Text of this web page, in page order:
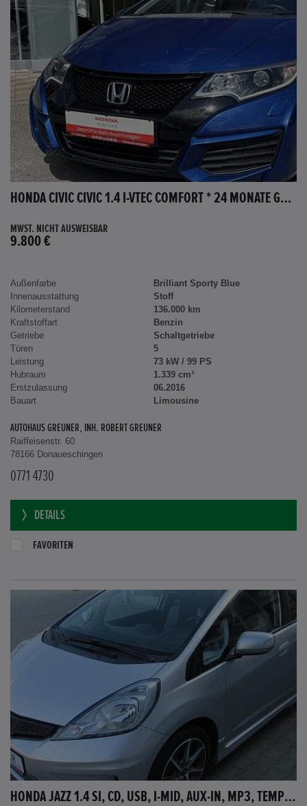
HONDA CIVIC CIVIC 1.4 I-VTEC COMFORT * 24 MONATE GARANTIE *
MWST. NICHT AUSWEISBAR
9.800 €
Außenfarbe
Brilliant Sporty Blue
Innenausstattung
Stoff
Kilometerstand
136.000 km
Kraftstoffart
Benzin
Getriebe
Schaltgetriebe
Türen
5
Leistung
73 kW / 99 PS
Hubraum
1.339 cm³
Erstzulassung
06.2016
Bauart
Limousine
AUTOHAUS GREUNER, INH. ROBERT GREUNER
Raiffeisenstr. 60
78166 Donaueschingen
0771 4730
DETAILS
FAVORITEN
HONDA JAZZ 1.4 SI, CD, USB, I-MID, AUX-IN, MP3, TEMPOMAT